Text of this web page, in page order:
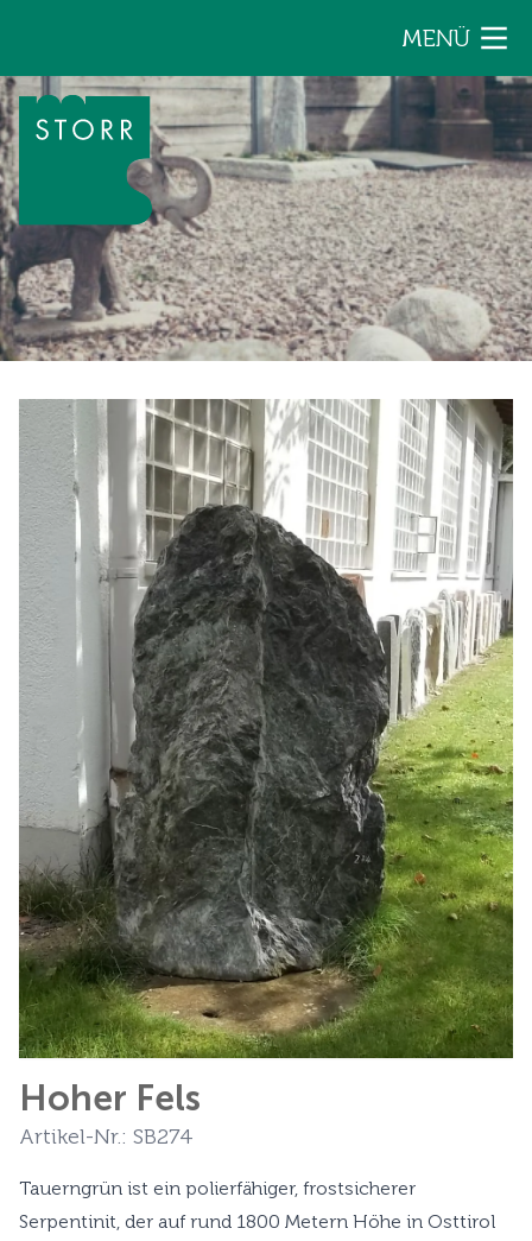
MENÜ
Hoher Fels
Artikel-Nr.: SB274
Tauerngrün ist ein polierfähiger, frostsicherer
Serpentinit, der auf rund 1800 Metern Höhe in Osttirol